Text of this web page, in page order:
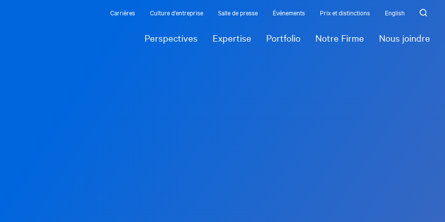
Carrières Culture d'entreprise Salle de presse Événements Prix et distinctions English
Perspectives Expertise Portfolio Notre Firme Nous joindre